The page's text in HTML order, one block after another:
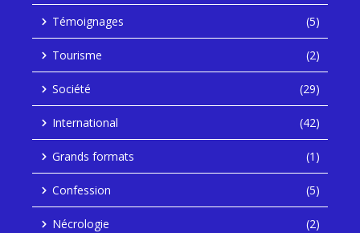
Témoignages (5)
Tourisme (2)
Société (29)
International (42)
Grands formats (1)
Confession (5)
Nécrologie (2)